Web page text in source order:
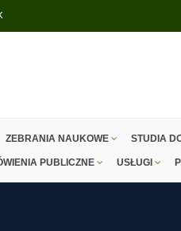
ZEBRANIA NAUKOWE STUDIA
PUBLICZNE USŁUGI